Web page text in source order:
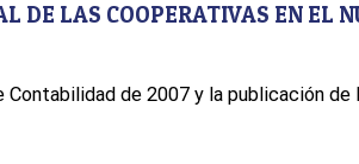
DE LAS COOPERATIVAS EN EL
Contabilidad de 2007 y la publicación de